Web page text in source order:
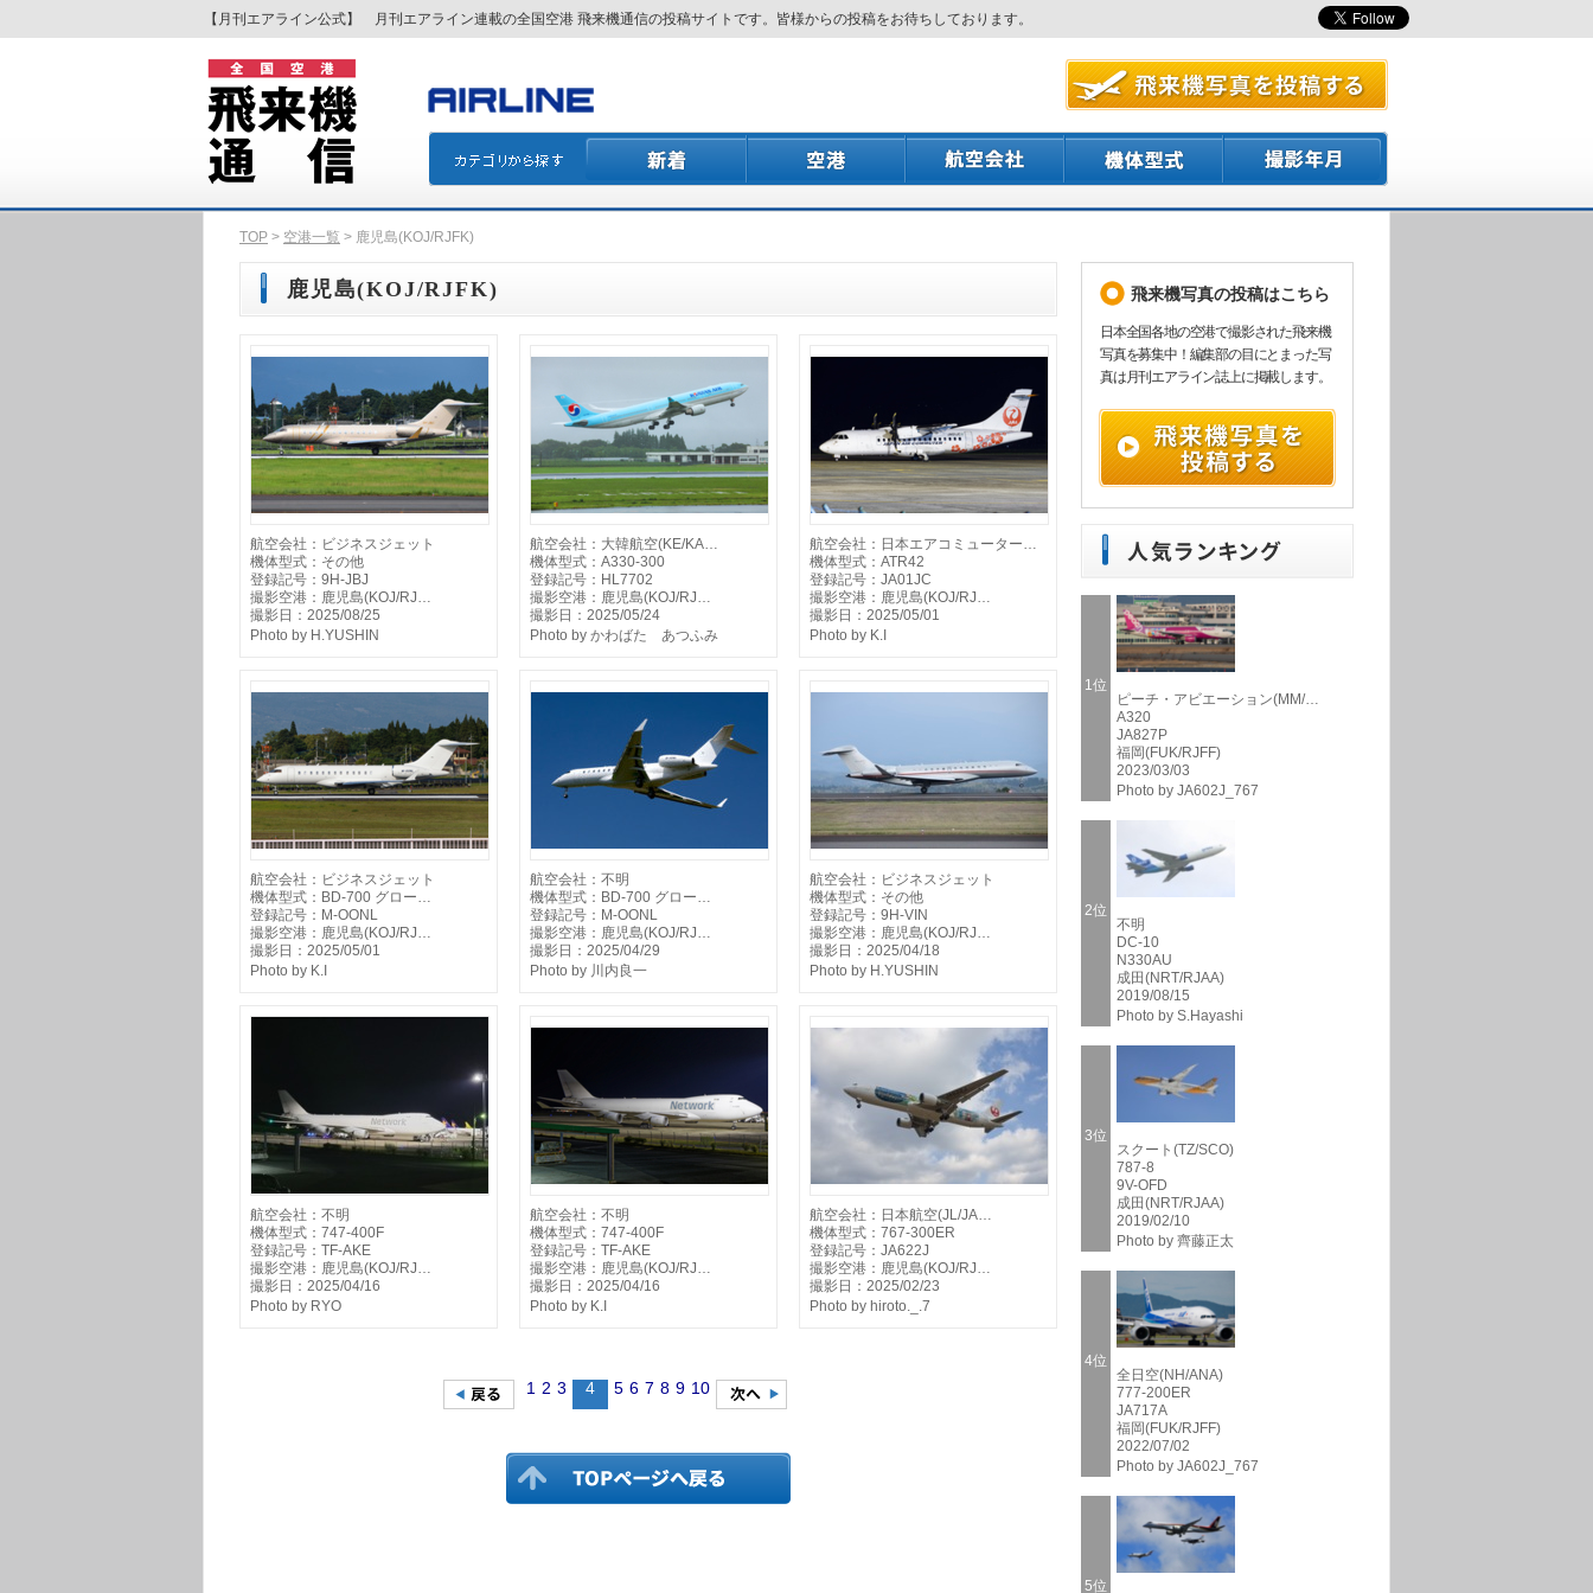
【月刊エアライン公式】 月刊エアライン連載の全国空港 飛来機通信の投稿サイトです。皆様からの投稿をお待ちしております。
TOP > 空港一覧 > 鹿児島(KOJ/RJFK)
鹿児島(KOJ/RJFK)
航空会社：ビジネスジェット
機体型式：その他
登録記号：9H-JBJ
撮影空港：鹿児島(KOJ/RJ…
撮影日：2025/08/25
Photo by H.YUSHIN
航空会社：大韓航空(KE/KA…
機体型式：A330-300
登録記号：HL7702
撮影空港：鹿児島(KOJ/RJ…
撮影日：2025/05/24
Photo by かわばた あつふみ
航空会社：日本エアコミューター…
機体型式：ATR42
登録記号：JA01JC
撮影空港：鹿児島(KOJ/RJ…
撮影日：2025/05/01
Photo by K.I
航空会社：ビジネスジェット
機体型式：BD-700 グロー…
登録記号：M-OONL
撮影空港：鹿児島(KOJ/RJ…
撮影日：2025/05/01
Photo by K.I
航空会社：不明
機体型式：BD-700 グロー…
登録記号：M-OONL
撮影空港：鹿児島(KOJ/RJ…
撮影日：2025/04/29
Photo by 川内良一
航空会社：ビジネスジェット
機体型式：その他
登録記号：9H-VIN
撮影空港：鹿児島(KOJ/RJ…
撮影日：2025/04/18
Photo by H.YUSHIN
航空会社：不明
機体型式：747-400F
登録記号：TF-AKE
撮影空港：鹿児島(KOJ/RJ…
撮影日：2025/04/16
Photo by RYO
航空会社：不明
機体型式：747-400F
登録記号：TF-AKE
撮影空港：鹿児島(KOJ/RJ…
撮影日：2025/04/16
Photo by K.I
航空会社：日本航空(JL/JA…
機体型式：767-300ER
登録記号：JA622J
撮影空港：鹿児島(KOJ/RJ…
撮影日：2025/02/23
Photo by hiroto._.7
1 2 3 4 5 6 7 8 9 10
飛来機写真の投稿はこちら
日本全国各地の空港で撮影された飛来機
写真を募集中！編集部の目にとまった写
真は月刊エアライン誌上に掲載します。
1位
ピーチ・アビエーション(MM/…
A320
JA827P
福岡(FUK/RJFF)
2023/03/03
Photo by JA602J_767
2位
不明
DC-10
N330AU
成田(NRT/RJAA)
2019/08/15
Photo by S.Hayashi
3位
スクート(TZ/SCO)
787-8
9V-OFD
成田(NRT/RJAA)
2019/02/10
Photo by 齊藤正太
4位
全日空(NH/ANA)
777-200ER
JA717A
福岡(FUK/RJFF)
2022/07/02
Photo by JA602J_767
5位